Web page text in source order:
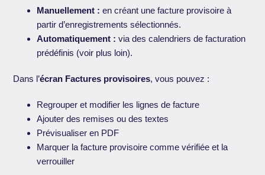
Manuellement : en créant une facture provisoire à
partir d’enregistrements sélectionnés.
Automatiquement : via des calendriers de facturation
prédéfinis (voir plus loin).
Dans l’écran Factures provisoires, vous pouvez :
Regrouper et modifier les lignes de facture
Ajouter des remises ou des textes
Prévisualiser en PDF
Marquer la facture provisoire comme vérifiée et la
verrouiller